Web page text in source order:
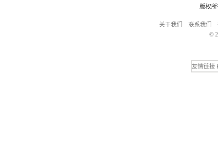
版权
关于我们 联系我们
©